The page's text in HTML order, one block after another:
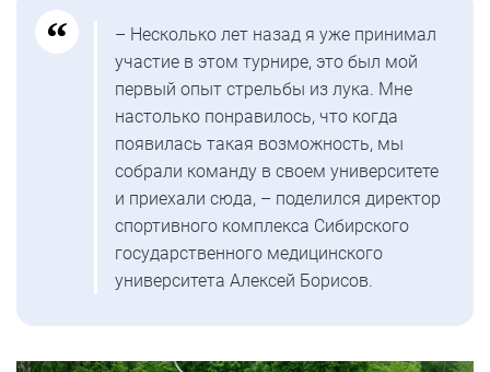
– Несколько лет назад я уже принимал
участие в этом турнире, это был мой
первый опыт стрельбы из лука. Мне
настолько понравилось, что когда
появилась такая возможность, мы
собрали команду в своем университете
и приехали сюда, – поделился директор
спортивного комплекса Сибирского
государственного медицинского
университета Алексей Борисов.